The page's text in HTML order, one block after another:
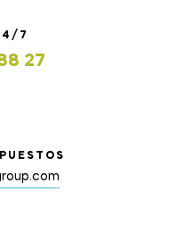
7
27